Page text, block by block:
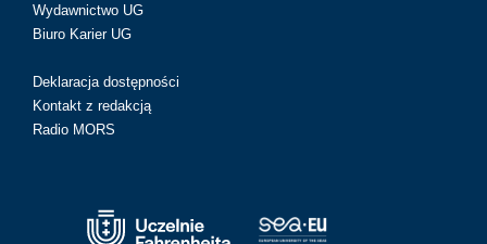
Wydawnictwo UG
Biuro Karier UG
Deklaracja dostępności
Kontakt z redakcją
Radio MORS